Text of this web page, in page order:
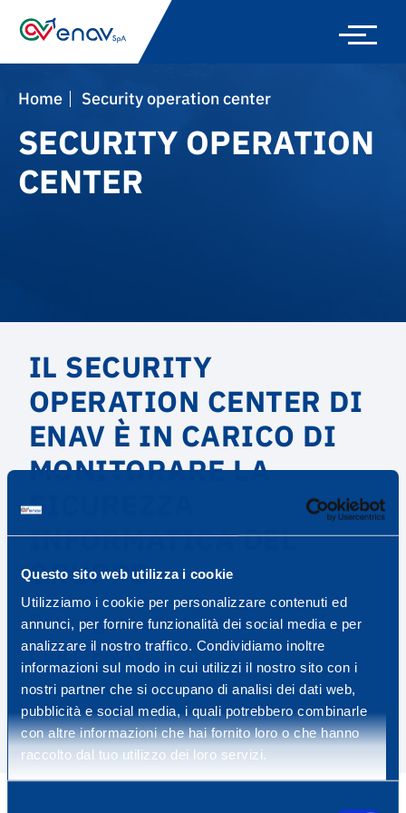
Questo sito web utilizza i cookie
Utilizziamo i cookie per personalizzare contenuti ed
annunci, per fornire funzionalità dei social media e per
analizzare il nostro traffico. Condividiamo inoltre
informazioni sul modo in cui utilizzi il nostro sito con i
nostri partner che si occupano di analisi dei dati web,
pubblicità e social media, i quali potrebbero combinarle
con altre informazioni che hai fornito loro o che hanno
raccolto dal tuo utilizzo dei loro servizi.
Home Security operation center
SECURITY OPERATION
CENTER
IL SECURITY
OPERATION CENTER DI
ENAV È IN CARICO DI
MONITORARE LA
SICUREZZA
INFORMATICA DEL
GRUPPO
Per segnalazioni contattare il
CERT-ENAV.
cert@enav.it